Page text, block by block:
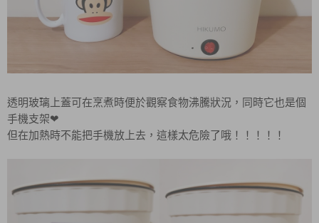
透明玻璃上蓋可在烹煮時便於觀察食物沸騰狀況，同時它也是個
手機支架❤
但在加熱時不能把手機放上去，這樣太危險了哦！！！！！